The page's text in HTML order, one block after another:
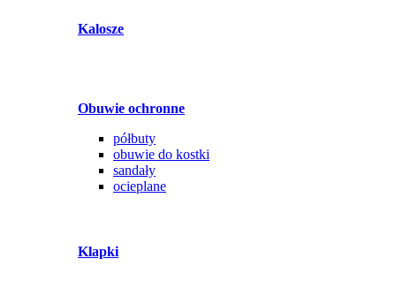
Kalosze
Obuwie ochronne
półbuty
obuwie do kostki
sandały
ocieplane
Klapki